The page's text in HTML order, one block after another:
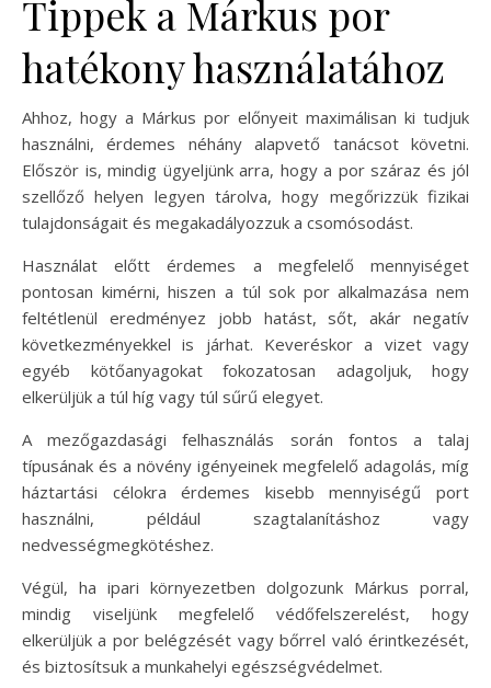
Tippek a Márkus por
hatékony használatához
Ahhoz, hogy a Márkus por előnyeit maximálisan ki tudjuk
használni, érdemes néhány alapvető tanácsot követni.
Először is, mindig ügyeljünk arra, hogy a por száraz és jól
szellőző helyen legyen tárolva, hogy megőrizzük fizikai
tulajdonságait és megakadályozzuk a csomósodást.
Használat előtt érdemes a megfelelő mennyiséget
pontosan kimérni, hiszen a túl sok por alkalmazása nem
feltétlenül eredményez jobb hatást, sőt, akár negatív
következményekkel is járhat. Keveréskor a vizet vagy
egyéb kötőanyagokat fokozatosan adagoljuk, hogy
elkerüljük a túl híg vagy túl sűrű elegyet.
A mezőgazdasági felhasználás során fontos a talaj
típusának és a növény igényeinek megfelelő adagolás, míg
háztartási célokra érdemes kisebb mennyiségű port
használni, például szagtalanításhoz vagy
nedvességmegkötéshez.
Végül, ha ipari környezetben dolgozunk Márkus porral,
mindig viseljünk megfelelő védőfelszerelést, hogy
elkerüljük a por belégzését vagy bőrrel való érintkezését,
és biztosítsuk a munkahelyi egészségvédelmet.